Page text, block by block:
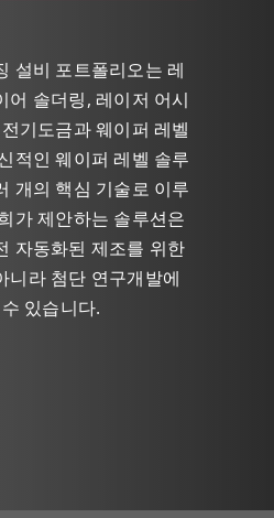
설비 포트폴리오는 레
어 솔더링, 레이저 어시
기도금과 웨이퍼 레벨
적인 웨이퍼 레벨 솔루
개의 핵심 기술로 이루
가 제안하는 솔루션은
자동화된 제조를 위한
니라 첨단 연구개발에
있습니다.